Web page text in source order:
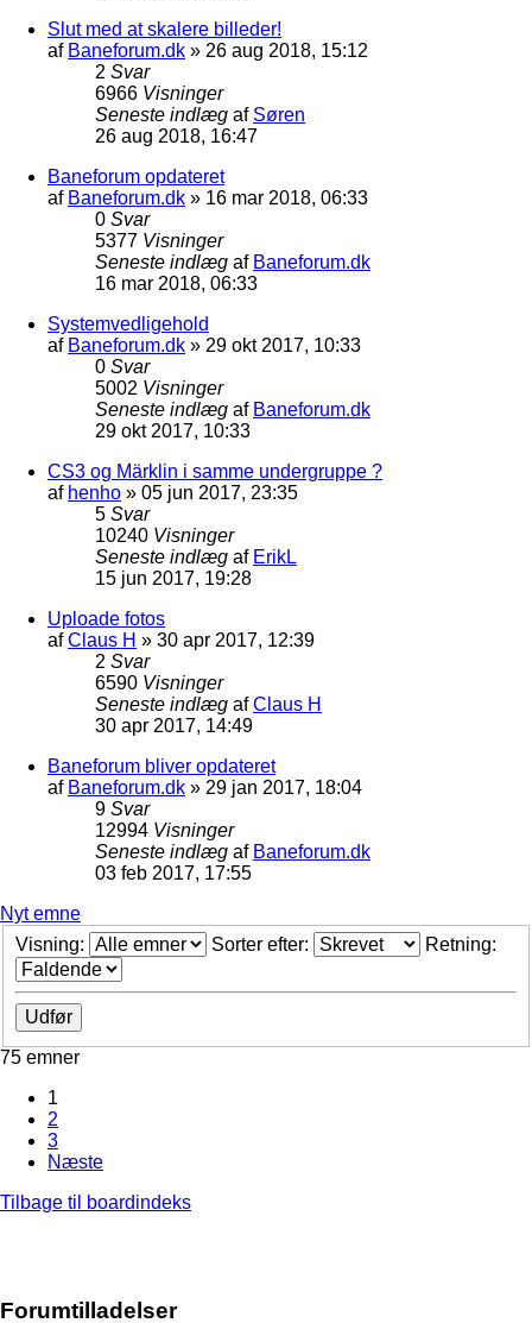
Slut med at skalere billeder!
af Baneforum.dk » 26 aug 2018, 15:12
2 Svar
6966 Visninger
Seneste indlæg af Søren
26 aug 2018, 16:47
Baneforum opdateret
af Baneforum.dk » 16 mar 2018, 06:33
0 Svar
5377 Visninger
Seneste indlæg af Baneforum.dk
16 mar 2018, 06:33
Systemvedligehold
af Baneforum.dk » 29 okt 2017, 10:33
0 Svar
5002 Visninger
Seneste indlæg af Baneforum.dk
29 okt 2017, 10:33
CS3 og Märklin i samme undergruppe ?
af henho » 05 jun 2017, 23:35
5 Svar
10240 Visninger
Seneste indlæg af ErikL
15 jun 2017, 19:28
Uploade fotos
afClaus H » 30 apr 2017, 12:39
2 Svar
6590 Visninger
Seneste indlæg afClaus H
30 apr 2017, 14:49
Baneforum bliver opdateret
af Baneforum.dk » 29 jan 2017, 18:04
9 Svar
12994 Visninger
Seneste indlæg af Baneforum.dk
03 feb 2017, 17:55
Nyt emne
Visning:
Sorter efter: Retning:
75 emner
1
2
3
Næste
Tilbage til boardindeks
Forumtilladelser